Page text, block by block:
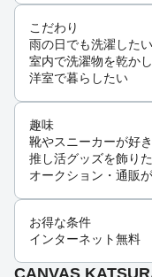
こだわり
雨の日でも洗濯したい
室内で洗濯物を乾か
洋室で暮らしたい
趣味
靴やスニーカーが好き
推し活グッズを飾り
オークション・通販
お得な条件
インターネット無料